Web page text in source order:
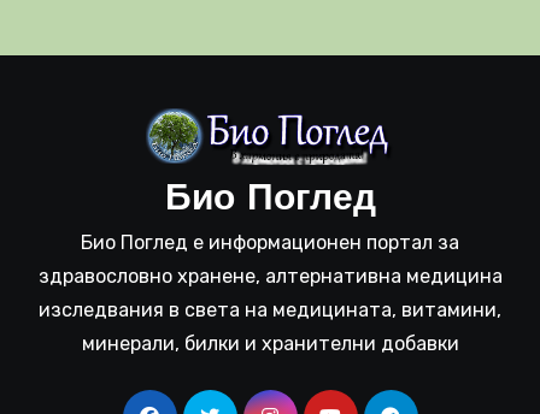
Био Поглед
Био Поглед е информационен портал за
здравословно хранене, алтернативна медицина
изследвания в света на медицината, витамини,
минерали, билки и хранителни добавки